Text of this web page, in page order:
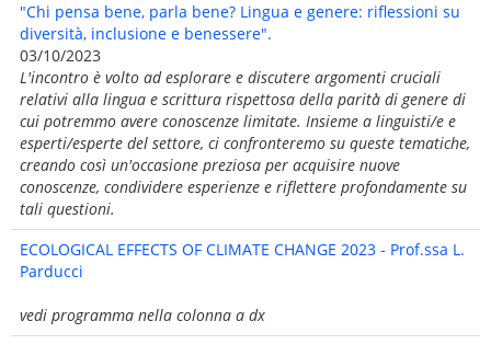
"Chi pensa bene, parla bene? Lingua e genere: riflessioni su
diversità, inclusione e benessere".
03/10/2023
L'incontro è volto ad esplorare e discutere argomenti cruciali
relativi alla lingua e scrittura rispettosa della parità̀ di genere di
cui potremmo avere conoscenze limitate. Insieme a linguisti/e e
esperti/esperte del settore, ci confronteremo su queste tematiche,
creando così un'occasione preziosa per acquisire nuove
conoscenze, condividere esperienze e riflettere profondamente su
tali questioni.
ECOLOGICAL EFFECTS OF CLIMATE CHANGE 2023 - Prof.ssa L.
Parducci
vedi programma nella colonna a dx